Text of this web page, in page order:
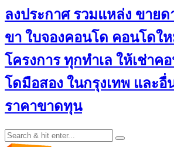
ลงประกาศ รวมแหล่ง ขาย
ขา ใบจองคอนโด คอนโดใ
โครงการ ทุกทำเล ให้เช่าค
โดมือสอง ในกรุงเทพ และอื่
ราคาขาดทุน